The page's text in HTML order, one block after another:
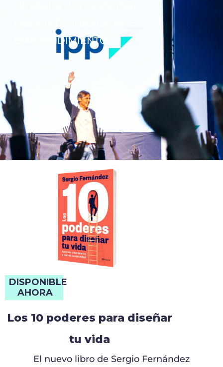
EMPRENDIMIENTO
DISPONIBLE
AHORA
Los 10 poderes para diseñar
tu vida
El nuevo libro de Sergio Fernández